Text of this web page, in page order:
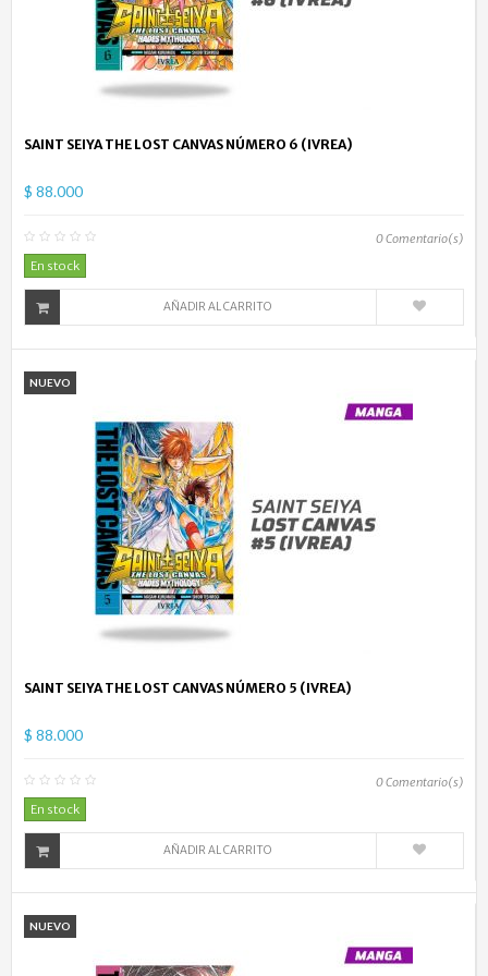
SAINT SEIYA THE LOST CANVAS NÚMERO 6 (IVREA)
$ 88.000
0Comentario(s)
En stock
AÑADIR AL CARRITO
NUEVO
SAINT SEIYA THE LOST CANVAS NÚMERO 5 (IVREA)
$ 88.000
0Comentario(s)
En stock
AÑADIR AL CARRITO
NUEVO